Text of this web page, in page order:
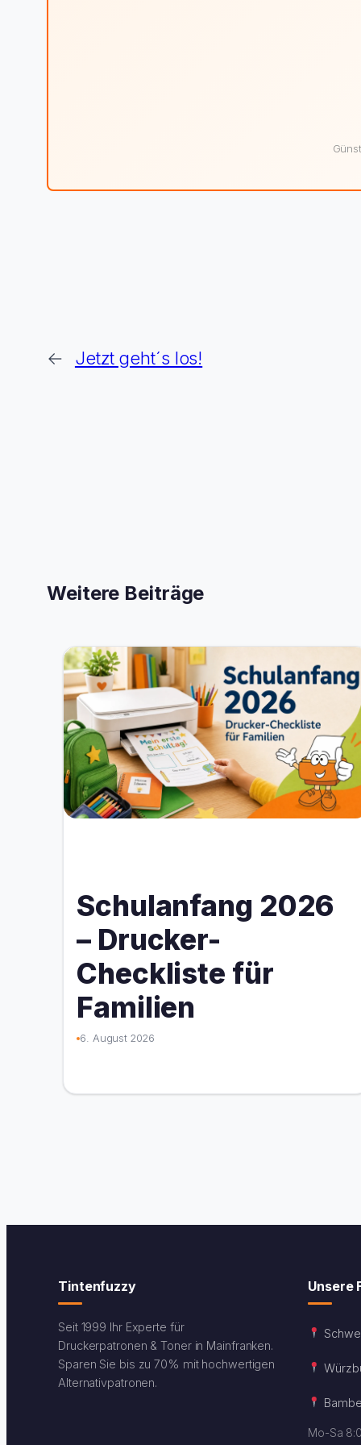
← Jetzt geht´s los!
Weitere Beiträge
Schulanfang 2026
– Drucker-
Checkliste für
Familien
6. August 2026
Tintenfuzzy
Seit 1999 Ihr Experte für
Druckerpatronen & Toner in Mainfranken.
Sparen Sie bis zu 70% mit hochwertigen
Alternativpatronen.
Unsere
Mo-Sa